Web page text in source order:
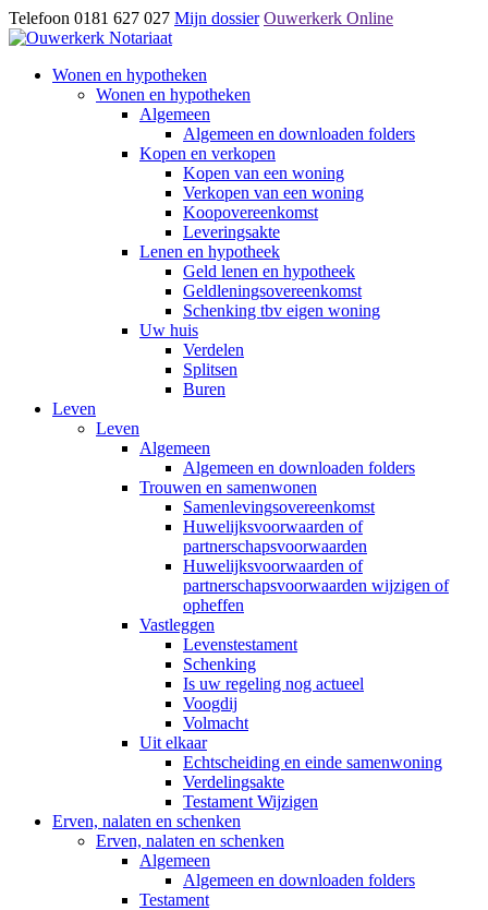
Telefoon 0181 627 027 Mijn dossier Ouwerkerk Online
Wonen en hypotheken
Wonen en hypotheken
Algemeen
Algemeen en downloaden folders
Kopen en verkopen
Kopen van een woning
Verkopen van een woning
Koopovereenkomst
Leveringsakte
Lenen en hypotheek
Geld lenen en hypotheek
Geldleningsovereenkomst
Schenking tbv eigen woning
Uw huis
Verdelen
Splitsen
Buren
Leven
Leven
Algemeen
Algemeen en downloaden folders
Trouwen en samenwonen
Samenlevingsovereenkomst
Huwelijksvoorwaarden of
partnerschapsvoorwaarden
Huwelijksvoorwaarden of
partnerschapsvoorwaarden wijzigen of
opheffen
Vastleggen
Levenstestament
Schenking
Is uw regeling nog actueel
Voogdij
Volmacht
Uit elkaar
Echtscheiding en einde samenwoning
Verdelingsakte
Testament Wijzigen
Erven, nalaten en schenken
Erven, nalaten en schenken
Algemeen
Algemeen en downloaden folders
Testament